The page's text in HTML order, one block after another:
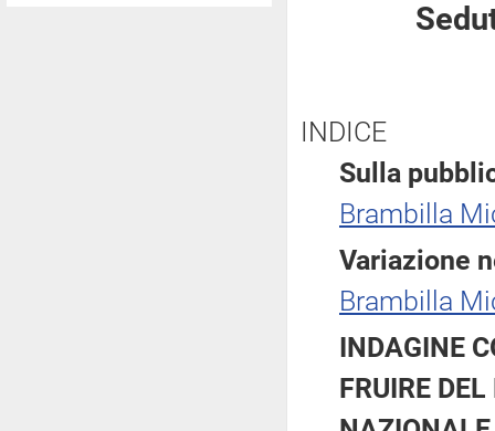
INDICE
Sulla
Brambilla
Variazione
Brambilla
INDAGINE
FRUIRE